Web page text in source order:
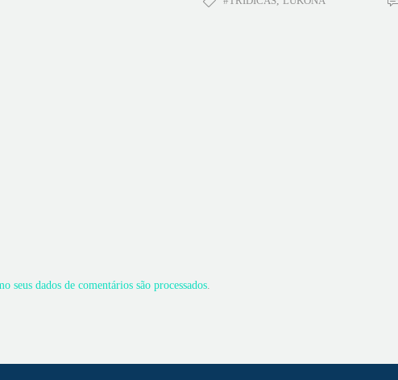
seus dados de comentários são processados